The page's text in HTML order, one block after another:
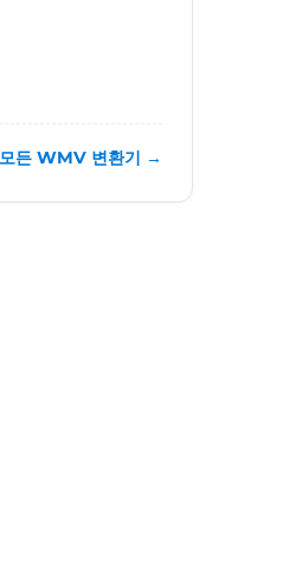
모든 WMV 변환기 →